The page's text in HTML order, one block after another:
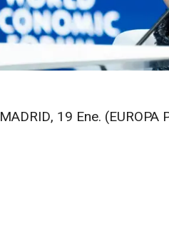
MADRID, 19 Ene. (EUROPA